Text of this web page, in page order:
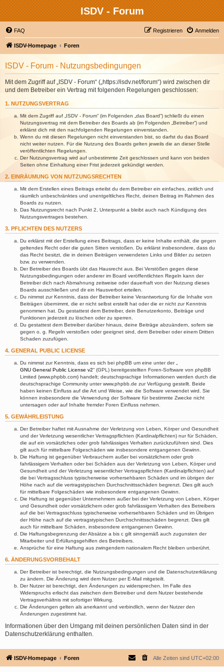
ISDV - Forum
FAQ Anmelden
Registrieren
ISDV-Homepage Foren
ISDV - Forum - Nutzungsbedingungen
Mit dem Zugriff auf „ISDV - Forum“ („https://isdv.net/forum“) wird zwischen dir
und dem Betreiber ein Vertrag mit folgenden Regelungen geschlossen:
1. NUTZUNGSVERTRAG
Mit dem Zugriff auf „ISDV - Forum“ (im Folgenden „das Board“) schließt du einen
Nutzungsvertrag mit dem Betreiber des Boards ab (im Folgenden „Betreiber“) und
erklärst dich mit den nachfolgenden Regelungen einverstanden.
Wenn du mit diesen Regelungen nicht einverstanden bist, so darfst du das Board
nicht weiter nutzen. Für die Nutzung des Boards gelten jeweils die an dieser Stelle
veröffentlichten Regelungen.
Der Nutzungsvertrag wird auf unbestimmte Zeit geschlossen und kann von beiden
Seiten ohne Einhaltung einer Frist jederzeit gekündigt werden.
2. EINRÄUMUNG VON NUTZUNGSRECHTEN
Mit dem Erstellen eines Beitrags erteilst du dem Betreiber ein einfaches, zeitlich und
räumlich unbeschränktes und unentgeltliches Recht, deinen Beitrag im Rahmen des
Boards zu nutzen.
Das Nutzungsrecht nach Punkt 2, Unterpunkt a bleibt auch nach Kündigung des
Nutzungsvertrages bestehen.
3. PFLICHTEN DES NUTZERS
Du erklärst mit der Erstellung eines Beitrags, dass er keine Inhalte enthält, die gegen
geltendes Recht oder die guten Sitten verstoßen. Du erklärst insbesondere, dass du
das Recht besitzt, die in deinen Beiträgen verwendeten Links und Bilder zu setzen
bzw. zu verwenden.
Der Betreiber des Boards übt das Hausrecht aus. Bei Verstößen gegen diese
Nutzungsbedingungen oder anderer im Board veröffentlichten Regeln kann der
Betreiber dich nach Abmahnung zeitweise oder dauerhaft von der Nutzung dieses
Boards ausschließen und dir ein Hausverbot erteilen.
Du nimmst zur Kenntnis, dass der Betreiber keine Verantwortung für die Inhalte von
Beiträgen übernimmt, die er nicht selbst erstellt hat oder die er nicht zur Kenntnis
genommen hat. Du gestattest dem Betreiber, dein Benutzerkonto, Beiträge und
Funktionen jederzeit zu löschen oder zu sperren.
Du gestattest dem Betreiber darüber hinaus, deine Beiträge abzuändern, sofern sie
gegen o. g. Regeln verstoßen oder geeignet sind, dem Betreiber oder einem Dritten
Schaden zuzufügen.
4. GENERAL PUBLIC LICENSE
Du nimmst zur Kenntnis, dass es sich bei phpBB um eine unter der „
GNU General Public License v2“ (GPL) bereitgestellten Foren-Software von phpBB
Limited (www.phpbb.com) handelt; deutschsprachige Informationen werden durch die
deutschsprachige Community unter www.phpbb.de zur Verfügung gestellt. Beide
haben keinen Einfluss auf die Art und Weise, wie die Software verwendet wird. Sie
können insbesondere die Verwendung der Software für bestimmte Zwecke nicht
untersagen oder auf Inhalte fremder Foren Einfluss nehmen.
5. GEWÄHRLEISTUNG
Der Betreiber haftet mit Ausnahme der Verletzung von Leben, Körper und Gesundheit
und der Verletzung wesentlicher Vertragspflichten (Kardinalpflichten) nur für Schäden,
die auf ein vorsätzliches oder grob fahrlässiges Verhalten zurückzuführen sind. Dies
gilt auch für mittelbare Folgeschäden wie insbesondere entgangenen Gewinn.
Die Haftung ist gegenüber Verbrauchern außer bei vorsätzlichem oder grob
fahrlässigem Verhalten oder bei Schäden aus der Verletzung von Leben, Körper und
Gesundheit und der Verletzung wesentlicher Vertragspflichten (Kardinalpflichten) auf
die bei Vertragsschluss typischerweise vorhersehbaren Schäden und im übrigen der
Höhe nach auf die vertragstypischen Durchschnittsschäden begrenzt. Dies gilt auch
für mittelbare Folgeschäden wie insbesondere entgangenen Gewinn.
Die Haftung ist gegenüber Unternehmern außer bei der Verletzung von Leben, Körper
und Gesundheit oder vorsätzlichem oder grob fahrlässigem Verhalten des Betreibers
auf die bei Vertragsschluss typischerweise vorhersehbaren Schäden und im Übrigen
der Höhe nach auf die vertragstypischen Durchschnittsschäden begrenzt. Dies gilt
auch für mittelbare Schäden, insbesondere entgangenen Gewinn.
Die Haftungsbegrenzung der Absätze a bis c gilt sinngemäß auch zugunsten der
Mitarbeiter und Erfüllungsgehilfen des Betreibers.
Ansprüche für eine Haftung aus zwingendem nationalem Recht bleiben unberührt.
6. ÄNDERUNGSVORBEHALT
Der Betreiber ist berechtigt, die Nutzungsbedingungen und die Datenschutzerklärung
zu ändern. Die Änderung wird dem Nutzer per E-Mail mitgeteilt.
Der Nutzer ist berechtigt, den Änderungen zu widersprechen. Im Falle des
Widerspruchs erlischt das zwischen dem Betreiber und dem Nutzer bestehende
Vertragsverhältnis mit sofortiger Wirkung.
Die Änderungen gelten als anerkannt und verbindlich, wenn der Nutzer den
Änderungen zugestimmt hat.
Informationen über den Umgang mit deinen persönlichen Daten sind in der
Datenschutzerklärung enthalten.
ISDV-Homepage Foren Alle Zeiten sind UTC+02:00